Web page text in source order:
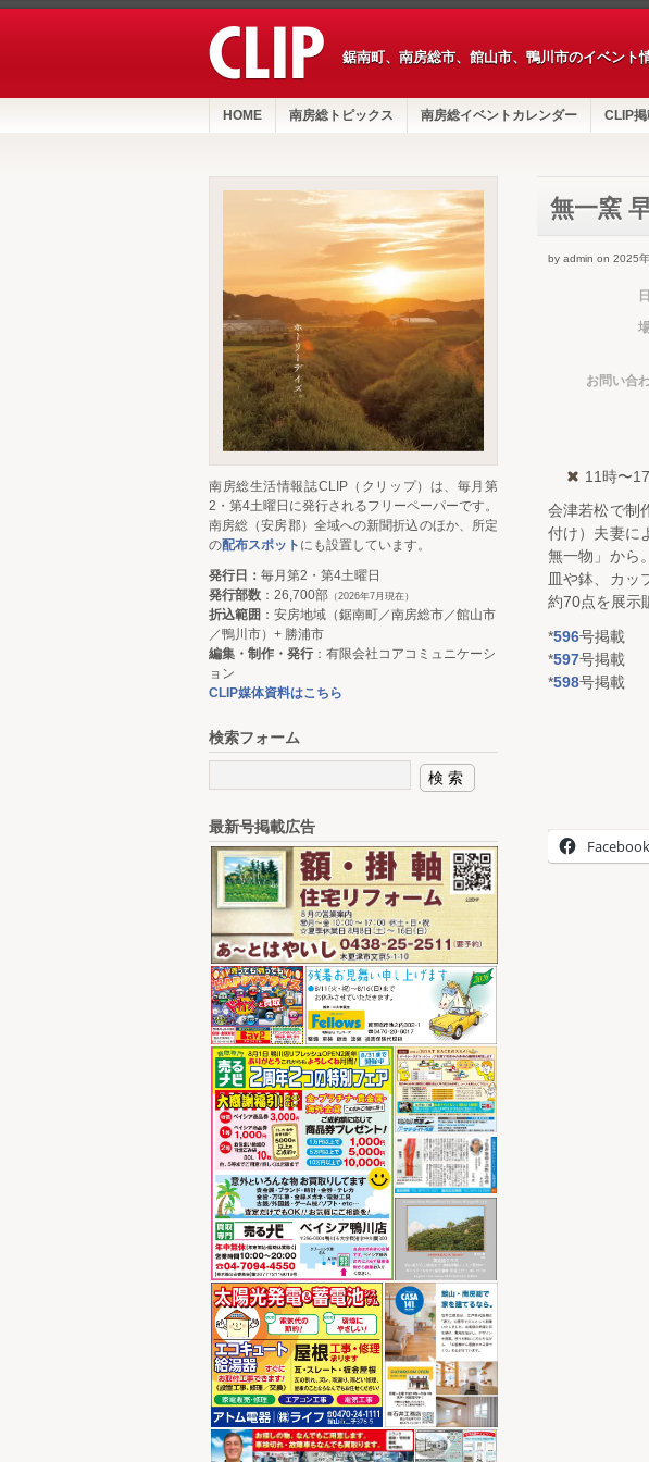
鋸南町、南房総市、館山市、鴨川市のイベント
HOME 南房総トピックス 南房総イベントカレンダー CLIP
無一窯
by admin on 2025
お問い合
11時〜
会津若松で制
付け）夫妻に
無一物」から
皿や鉢、カッ
約70点を展示
*596号掲載
*597号掲載
*598号掲載
Facebook
南房総生活情報誌CLIP（クリップ）は、毎月第
2・第4土曜日に発行されるフリーペーパーです。
南房総（安房郡）全域への新聞折込のほか、所定
の配布スポット にも設置しています。
発行日： 毎月第2・第4土曜日
発行部数 ：26,700部 （2026年7月現在）
折込範囲 ：安房地域（鋸南町／南房総市／館山市
／鴨川市）+ 勝浦市
編集・制作・発行：有限会社コアコミュニケーシ
ョン
CLIP媒体資料はこちら
検索フォーム
最新号掲載広告